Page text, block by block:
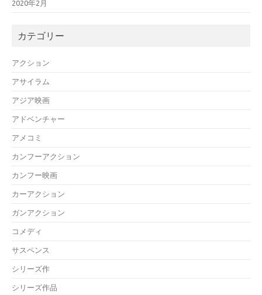
2020年2月
カテゴリー
アクション
アサイラム
アジア映画
アドベンチャー
アメコミ
カンフーアクション
カンフー映画
カーアクション
ガンアクション
コメディ
サスペンス
シリーズ作
シリーズ作品